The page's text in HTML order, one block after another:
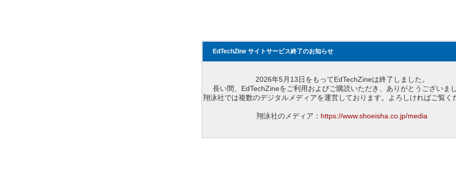
EdTechZine サイトサービス終了のお知らせ
2026年5月13日をもってEdTechZineは終了しました。
長い間、EdTechZineをご利用およびご購読いただき、ありがとうございまし
翔泳社では複数のデジタルメディアを運営しております。よろしければご覧く
翔泳社のメディア： https://www.shoeisha.co.jp/media